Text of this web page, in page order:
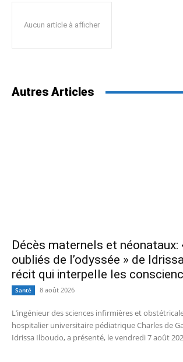
Aucun article à afficher
Autres Articles
Décès maternels et néonataux:
oubliés de l’odyssée » de
récit qui interpelle les
Santé 8 août 2026
L’ingénieur des sciences infirmières et
hospitalier universitaire pédiatrique Charles de
Idrissa Ilboudo, a présenté, le vendredi 7 août